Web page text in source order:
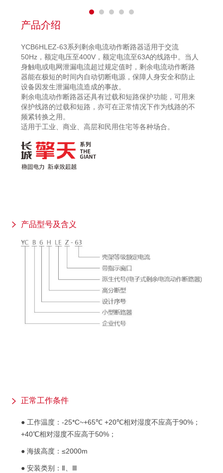
产品介绍
YCB6HLEZ-63系列剩余电流动作断路器适用于交流
50Hz，额定电压至400V，额定电流至63A的线路中。当人
身触电或电网泄漏电流超过规定值时，剩余电流动作断路
器能在极短的时间内自动切断电源，保障人身安全和防止
设备因发生泄漏电流造成的事故。
剩余电流动作断路器还具有过载和短路保护功能，可用来
保护线路的过载和短路，亦可在正常情况下作为线路的不
频紧转换之用。
适用于工业、商业、高层和民用住宅等各种场合。
产品型号及含义
正常工作条件
● 工作温度：-25*C~+65℃ +20℃相对湿度不应高于90%；
+40℃相对湿度不应高于50%；
● 海拔高度：≤2000m
● 安装类别：Ⅱ、Ⅲ